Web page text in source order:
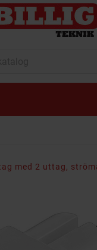
med 2 uttag,